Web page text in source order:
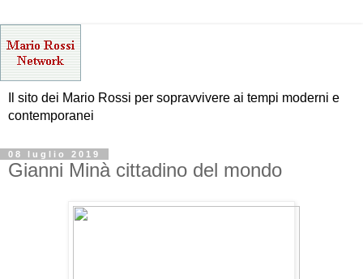
Il sito dei Mario Rossi per sopravvivere ai tempi moderni e
contemporanei
08 luglio 2019
Gianni Minà cittadino del mondo